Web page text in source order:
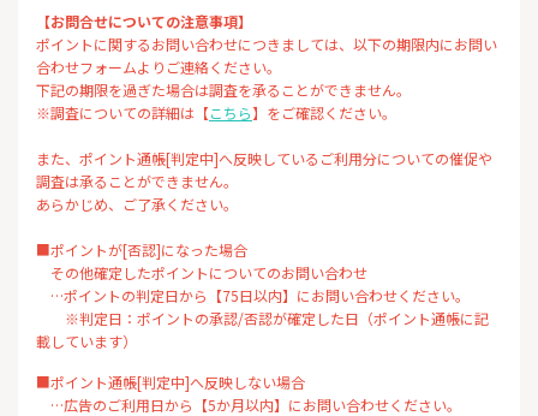
【お問合せについての注意事項】
ポイントに関するお問い合わせにつきましては、以下の期限内にお問い
合わせフォームよりご連絡ください。
下記の期限を過ぎた場合は調査を承ることができません。
※調査についての詳細は【こちら】をご確認ください。
また、ポイント通帳[判定中]へ反映しているご利用分についての催促や
調査は承ることができません。
あらかじめ、ご了承ください。
■ポイントが[否認]になった場合
その他確定したポイントについてのお問い合わせ
…ポイントの判定日から【75日以内】にお問い合わせください。
※判定日：ポイントの承認/否認が確定した日（ポイント通帳に記
載しています）
■ポイント通帳[判定中]へ反映しない場合
…広告のご利用日から【5か月以内】にお問い合わせください。